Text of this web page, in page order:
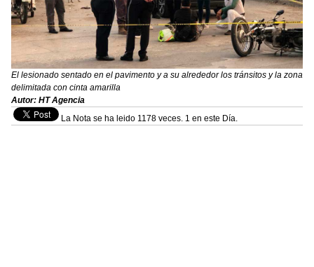
El lesionado sentado en el pavimento y a su alrededor los tránsitos y la zona
delimitada con cinta amarilla
Autor: HT Agencia
La Nota se ha leido 1178 veces. 1 en este Día.